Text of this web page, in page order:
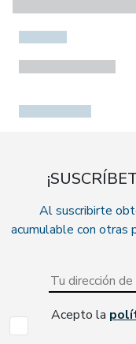
Al suscribirte
acumulable con otras
Acepto la